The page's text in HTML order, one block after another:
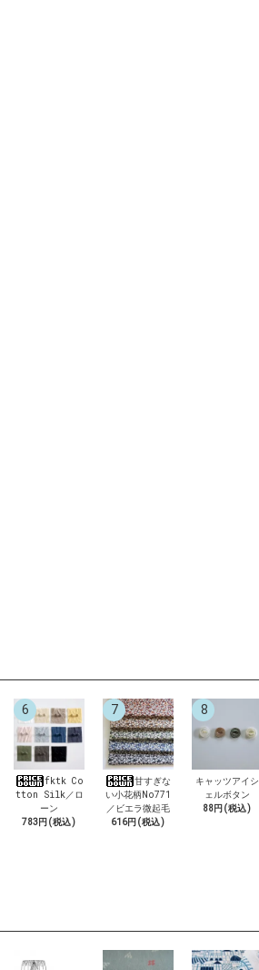
6
fktk Co
tton Silk／ロ
ーン
783円(税込)
7
甘すぎな
い小花柄No771
／ビエラ微起毛
616円(税込)
8
キャッツアイシ
ェルボタン
88円(税込)